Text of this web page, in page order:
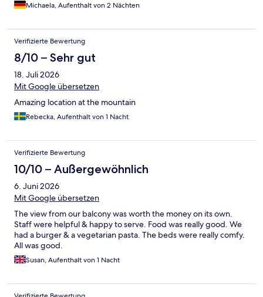
Michaela, Aufenthalt von 2 Nächten
Verifizierte Bewertung
8/10 – Sehr gut
18. Juli 2026
Mit Google übersetzen
Amazing location at the mountain
Rebecka, Aufenthalt von 1 Nacht
Verifizierte Bewertung
10/10 – Außergewöhnlich
6. Juni 2026
Mit Google übersetzen
The view from our balcony was worth the money on its own.
Staff were helpful & happy to serve. Food was really good. We
had a burger & a vegetarian pasta. The beds were really comfy.
All was good.
Susan, Aufenthalt von 1 Nacht